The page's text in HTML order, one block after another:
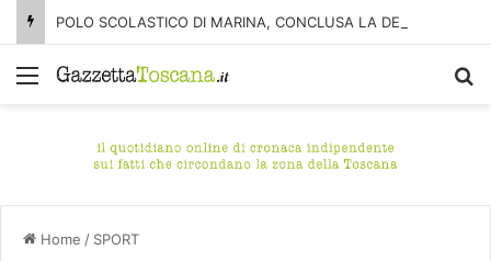
Menu
Home / SPORT